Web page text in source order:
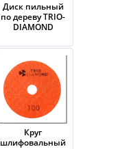
Диск пильный
по дереву TRIO-
DIAMOND
Круг
шлифовальный